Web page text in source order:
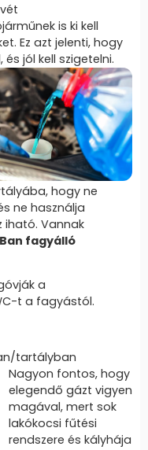
is ki kell
Ez azt jelenti, hogy
és jól kell szigetelni.
hogy ne
ne használja
iható. Vannak
fagyálló
a
t a fagyástól.
tartályban
Nagyon fontos, hogy
elegendő gázt vigyen
magával, mert sok
lakókocsi fűtési
rendszere és kályhája